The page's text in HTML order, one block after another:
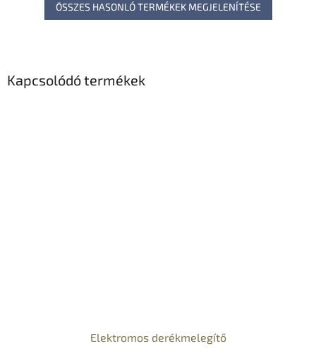
Kapcsolódó termékek
Elektromos derékmelegítő
ÖSSZES HASONLÓ TERMÉKEK MEGJELENÍTÉSE